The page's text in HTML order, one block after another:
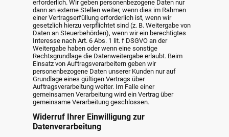
erforderlich. Wir geben personenbezogene Daten nur
dann an externe Stellen weiter, wenn dies im Rahmen
einer Vertragserfüllung erforderlich ist, wenn wir
gesetzlich hierzu verpflichtet sind (z. B. Weitergabe von
Daten an Steuerbehörden), wenn wir ein berechtigtes
Interesse nach Art. 6 Abs. 1 lit. f DSGVO an der
Weitergabe haben oder wenn eine sonstige
Rechtsgrundlage die Datenweitergabe erlaubt. Beim
Einsatz von Auftragsverarbeitern geben wir
personenbezogene Daten unserer Kunden nur auf
Grundlage eines gültigen Vertrags über
Auftragsverarbeitung weiter. Im Falle einer
gemeinsamen Verarbeitung wird ein Vertrag über
gemeinsame Verarbeitung geschlossen.
Widerruf Ihrer Einwilligung zur
Datenverarbeitung